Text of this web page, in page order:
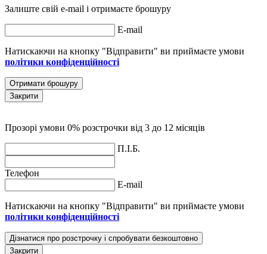
Залиште свій e-mail і отримаєте брошуру
E-mail
Натискаючи на кнопку "Відправити" ви приймаєте умови
політики конфіденційності
Отримати брошуру
Закрити
Прозорі умови 0% розстрочки від 3 до 12 місяців
П.І.Б.
Телефон
E-mail
Натискаючи на кнопку "Відправити" ви приймаєте умови
політики конфіденційності
Дізнатися про розстрочку і спробувати безкоштовно
Закрити